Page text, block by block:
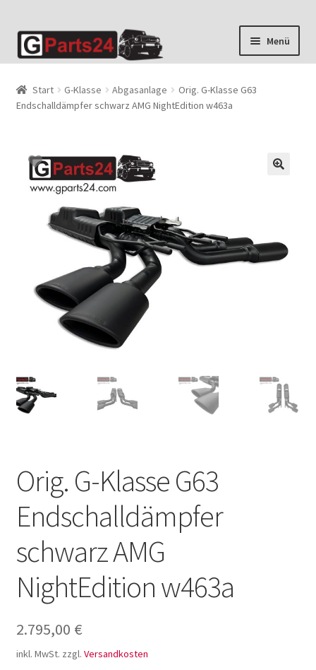
Zur
Navigation
Zum
Inhalt
Menü
Start G-Klasse Abgasanlage
Orig. G-Klasse G63
Endschalldämpfer schwarz AMG NightEdition w463a
Orig. G-Klasse G63
Endschalldämpfer
schwarz AMG
NightEdition w463a
2.795,00 €
inkl. MwSt. zzgl. Versandkosten